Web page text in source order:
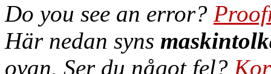
Do you see an error?
Här nedan syns
ovan. Ser du något fel?